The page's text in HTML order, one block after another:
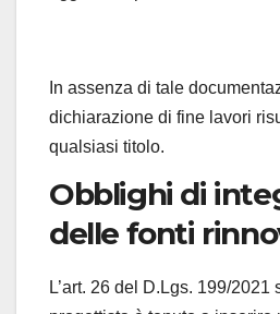
In assenza di tale
dichiarazione di fine lavori
qualsiasi titolo.
Obblighi di
delle fonti
L’art. 26 del D.Lgs. 199/2021